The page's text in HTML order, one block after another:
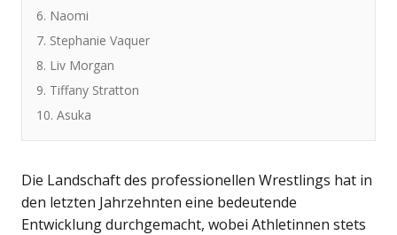
6. Naomi
7. Stephanie Vaquer
8. Liv Morgan
9. Tiffany Stratton
10. Asuka
Die Landschaft des professionellen Wrestlings hat in
den letzten Jahrzehnten eine bedeutende
Entwicklung durchgemacht, wobei Athletinnen stets